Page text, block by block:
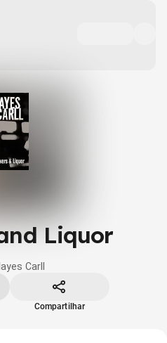
Liquor
Carll
Compartilhar